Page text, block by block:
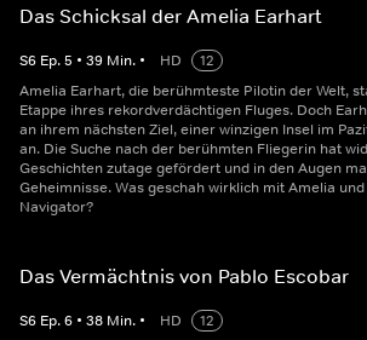
Das Schicksal der Amelia Earhart
S6 Ep.5 • 39 Min. • HD
12
Amelia Earhart, die berühmteste Pilotin der Welt,
Etappe ihres rekordverdächtigen Fluges. Doch
an ihrem nächsten Ziel, einer winzigen Insel im
an. Die Suche nach der berühmten Fliegerin hat
Geschichten zutage gefördert und in den Augen
Geheimnisse. Was geschah wirklich mit Amelia
Navigator?
Das Vermächtnis von Pablo Escobar
S6 Ep.6 • 38 Min. • HD
12